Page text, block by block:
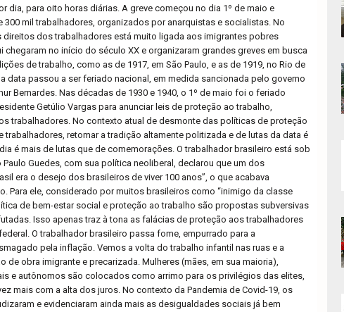
dia, para oito horas diárias. A greve começou no dia 1º de maio e
300 mil trabalhadores, organizados por anarquistas e socialistas. No
direitos dos trabalhadores está muito ligada aos imigrantes pobres
chegaram no início do século XX e organizaram grandes greves em busca
de trabalho, como as de 1917, em São Paulo, e as de 1919, no Rio de
a data passou a ser feriado nacional, em medida sancionada pelo governo
Bernardes. Nas décadas de 1930 e 1940, o 1º de maio foi o feriado
Getúlio Vargas para anunciar leis de proteção ao trabalho,
trabalhadores. No contexto atual de desmonte das políticas de proteção
trabalhadores, retomar a tradição altamente politizada e de lutas da data é
é mais de lutas que de comemorações. O trabalhador brasileiro está sob
Paulo Guedes, com sua política neoliberal, declarou que um dos
era o desejo dos brasileiros de viver 100 anos”, o que acabava
Para ele, considerado por muitos brasileiros como “inimigo da classe
de bem-estar social e proteção ao trabalho são propostas subversivas
Isso apenas traz à tona as falácias de proteção aos trabalhadores
O trabalhador brasileiro passa fome, empurrado para a
pela inflação. Vemos a volta do trabalho infantil nas ruas e a
de obra imigrante e precarizada. Mulheres (mães, em sua maioria),
e autônomos são colocados como arrimo para os privilégios das elites,
mais com a alta dos juros. No contexto da Pandemia de Covid-19, os
e evidenciaram ainda mais as desigualdades sociais já bem